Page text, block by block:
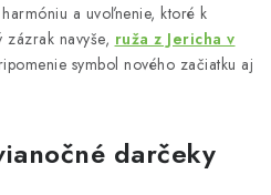
a uvoľnenie, ktoré k
zázrak navyše, ruža z Jericha v
symbol nového začiatku aj
darčeky